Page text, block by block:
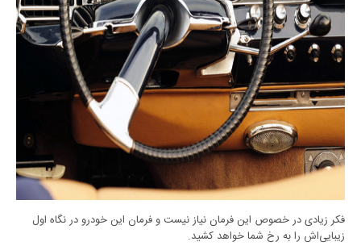
فکر زیادی در خصوص این فرمان نیاز نیست و فرمان این خودرو در نگاه اول
زیبایی‌اش را به رخ شما خواهد کشید.